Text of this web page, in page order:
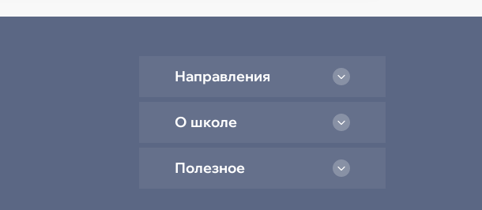
Направления
О школе
Полезное